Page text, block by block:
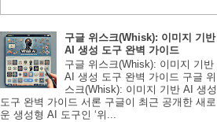
구글 위스크(Whisk): 이미지 기반
AI 생성 도구 완벽 가이드
구글 위스크(Whisk): 이미지 기반
AI 생성 도구 완벽 가이드 구글 위
스크(Whisk): 이미지 기반 AI 생성
도구 완벽 가이드 서론 구글이 최근 공개한 새로
운 생성형 AI 도구인 ‘위...